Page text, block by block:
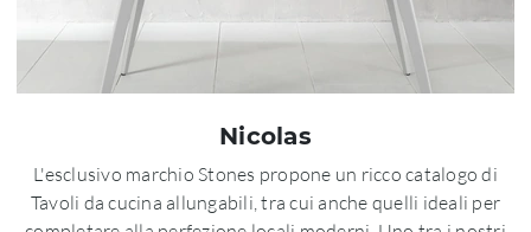
Nicolas
L'esclusivo marchio Stones propone un ricco catalogo di
Tavoli da cucina allungabili, tra cui anche quelli ideali per